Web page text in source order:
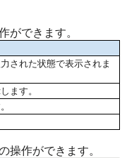
ができます。
された状態で表示されま
ます。
操作ができます。